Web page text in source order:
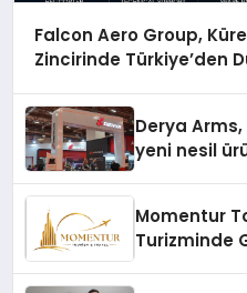
Falcon Aero Group,
Zincirinde Türkiye’den
Derya
yeni nesil
Momentur
Turizminde